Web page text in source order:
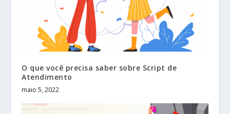
O que você precisa saber sobre Script de
Atendimento
maio 5, 2022